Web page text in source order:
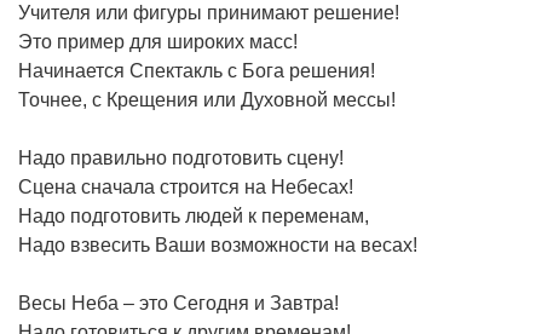
Учителя или фигуры принимают решение!
Это пример для широких масс!
Начинается Спектакль с Бога решения!
Точнее, с Крещения или Духовной мессы!
Надо правильно подготовить сцену!
Сцена сначала строится на Небесах!
Надо подготовить людей к переменам,
Надо взвесить Ваши возможности на весах!
Весы Неба – это Сегодня и Завтра!